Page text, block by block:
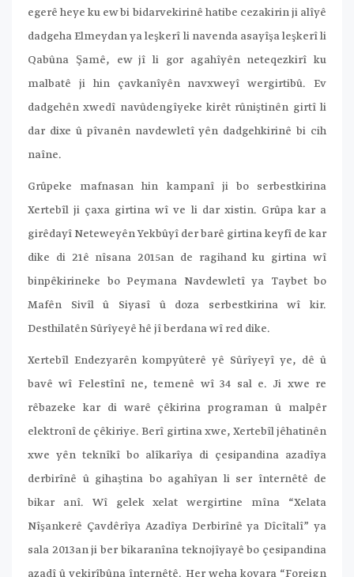
egerê heye ku ew bi bidarvekirinê hatibe cezakirin ji alîyê
dadgeha Elmeydan ya leşkerî li navenda asayîşa leşkerî li
Qabûna Şamê, ew jî li gor agahîyên neteqezkirî ku
malbatê ji hin çavkanîyên navxweyî wergirtibû. Ev
dadgehên xwedî navûdengîyeke kirêt rûniştinên girtî li
dar dixe û pîvanên navdewletî yên dadgehkirinê bi cih
naîne.
Grûpeke mafnasan hin kampanî ji bo serbestkirina
Xertebîl ji çaxa girtina wî ve li dar xistin. Grûpa kar a
girêdayî Neteweyên Yekbûyî der barê girtina keyfî de kar
dike di 21ê nîsana 2015an de ragihand ku girtina wî
binpêkirineke bo Peymana Navdewletî ya Taybet bo
Mafên Sivîl û Siyasî û doza serbestkirina wî kir.
Desthilatên Sûrîyeyê hê jî berdana wî red dike.
Xertebîl Endezyarên kompyûterê yê Sûrîyeyî ye, dê û
bavê wî Felestînî ne, temenê wî 34 sal e. Ji xwe re
rêbazeke kar di warê çêkirina programan û malpêr
elektronî de çêkiriye. Berî girtina xwe, Xertebîl jêhatinên
xwe yên teknîkî bo alîkarîya di çesipandina azadîya
derbirînê û gihaştina bo agahîyan li ser înternêtê de
bikar anî. Wî gelek xelat wergirtine mîna “Xelata
Nîşankerê Çavdêrîya Azadîya Derbirînê ya Dîcîtalî” ya
sala 2013an ji ber bikaranîna teknojîyayê bo çesipandina
azadî û vekirîbûna înternêtê. Her weha kovara “Foreign